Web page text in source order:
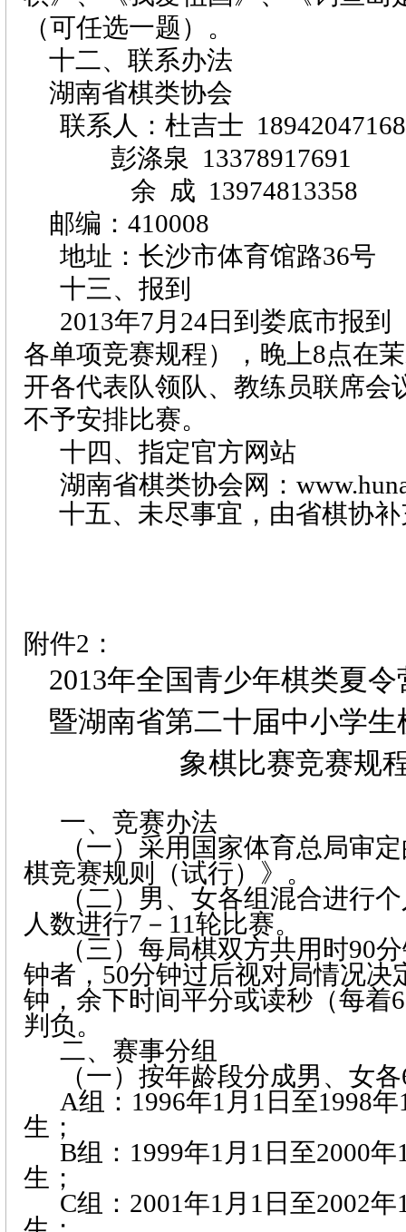
（可任选一题）。
十二、联系办法
湖南省棋类协会
联系人：杜吉士 18942047168
彭涤泉 13378917691
余 成 13974813358
邮编： 410008
地址：长沙市体育馆路36号
十三、报到
2013年7月 24 日 到娄底市报到
各单项竞赛规程），晚上8点在
开各代表队领队、教练员联席会
不予安排比赛。
十四、指定官方网站
湖南省棋类协会网：
十五、未尽事宜，由省棋协
附件2 ：
2013年全国青少年棋类夏
暨湖南省第二十届中小学
象棋比赛竞赛规
一、竞赛办法
（一）采用国家体育总局审
棋竞赛规则（试行）》。
（二）男、女各组混合进行
人数进行7 － 11轮比赛。
（三）每局棋双方共用时90
钟者， 50分钟过后视对局情况决
钟，余下时间平分或读秒（每着
判负。
二、赛事分组
（一）按年龄段分成男、女各
A组： 1996年1 月 1 日 至1998年
生；
B组： 1999年1 月 1 日 至2000年
生；
C组： 2001年1 月 1 日 至2002年